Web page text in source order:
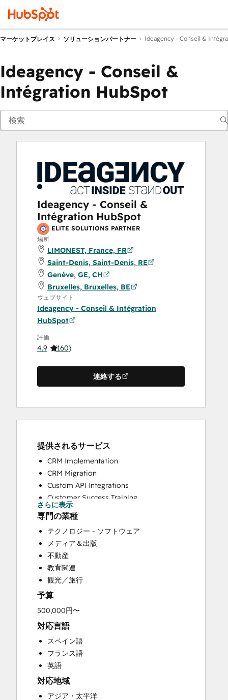
マーケットプレイス ソリューションパートナー Ideagency - Conseil &
Ideagency - Conseil &
Intégration HubSpot
Ideagency - Conseil &
Intégration HubSpot
ELITE SOLUTIONS PARTNER
場所
LIMONEST, France, FR
Saint-Denis, Saint-Denis, RE
Genève, GE, CH
Bruxelles, Bruxelles, BE
ウェブサイト
Ideagency - Conseil & Intégration
HubSpot
評価
4.9 (160)
連絡する
提供されるサービス
CRM Implementation
CRM Migration
Custom API Integrations
Customer Success Training
Customer Survey and Analysis
Help Desk Implementation
HubSpot Onboarding
Knowledge Base Development
Programmable Automation
Sales and Marketing Alignment
Sales Enablement
Website Design
Website Development
Website Migration
さらに表示
専門の業種
テクノロジー - ソフトウェア
メディア＆出版
不動産
教育関連
観光／旅行
予算
500,000円〜
対応言語
スペイン語
フランス語
英語
対応地域
アジア・太平洋